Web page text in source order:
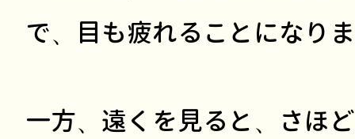
で、目も疲れることになり
一方、遠くを見ると、さほ